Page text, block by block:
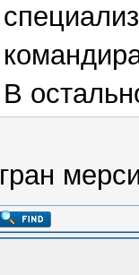
В
гран